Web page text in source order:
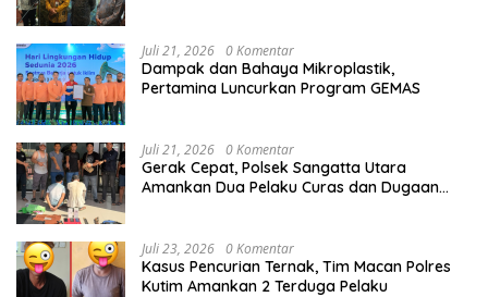
Juli 21, 2026 0 Komentar
Dampak dan Bahaya Mikroplastik,
Pertamina Luncurkan Program GEMAS
Juli 21, 2026 0 Komentar
Gerak Cepat, Polsek Sangatta Utara
Amankan Dua Pelaku Curas dan Dugaan
Juli 23, 2026 0 Komentar
Kasus Pencurian Ternak, Tim Macan Polres
Kutim Amankan 2 Terduga Pelaku